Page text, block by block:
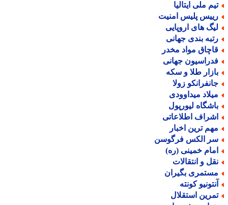
ملی ایتالیا
پلیس امنیت
های اروپایی
بندی جهانی
مواد مخدر
جهانی
طلا و سکه
زولا
میداوودی
لیورپول
اطلاعاتی
ترین اخبار
الکس فرگوسن
خمینی (ره)
و انتقالات
بگیران
کونته
استقلال